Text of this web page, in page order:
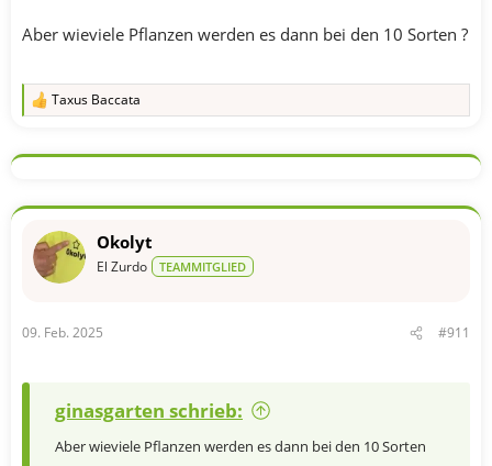
Aber wieviele Pflanzen werden es dann bei den 10 Sorten ?
R
k
o
e
n
Taxus Baccata
Okolyt
El Zurdo TEAMMITGLIED
09. Feb. 2025 #911
ginasgarten schrieb:
Aber wieviele Pflanzen werden es dann bei den 10 Sorten